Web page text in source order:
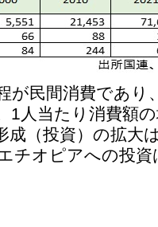
が民間消費であり
1人当たり消費額
成（投資）の拡大
チオピアへの投